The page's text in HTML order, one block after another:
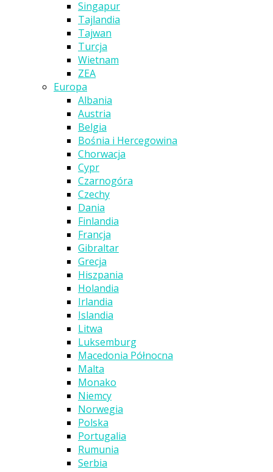
Singapur
Tajlandia
Tajwan
Turcja
Wietnam
ZEA
Europa
Albania
Austria
Belgia
Bośnia i Hercegowina
Chorwacja
Cypr
Czarnogóra
Czechy
Dania
Finlandia
Francja
Gibraltar
Grecja
Hiszpania
Holandia
Irlandia
Islandia
Litwa
Luksemburg
Macedonia Północna
Malta
Monako
Niemcy
Norwegia
Polska
Portugalia
Rumunia
Serbia